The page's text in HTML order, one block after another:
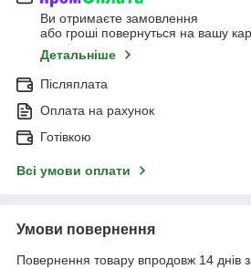
Ви отримаєте замовлення
або гроші повернуться на вашу
Детальніше
Післяплата
Оплата на рахунок
Готівкою
Всі умови оплати
Умови повернення
Повернення товару впродовж 14 днів